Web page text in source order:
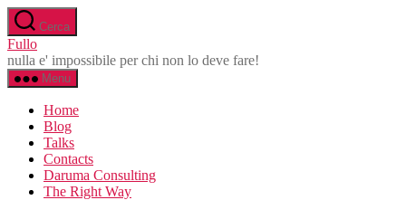
Salta
al
contenuto
Cerca
Fullo
nulla e' impossibile per chi non lo deve fare!
Menu
Home
Blog
Talks
Contacts
Daruma Consulting
The Right Way